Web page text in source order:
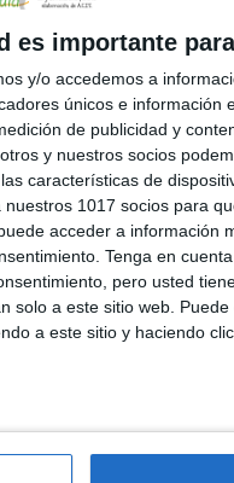
es importante
y/o accedemos a
únicos e información
de publicidad y
y nuestros socios
características de
1017 socios para
acceder a información
Tenga en
pero usted
solo a este sitio web.
a este sitio y haciendo
colaboradores
, reeducación,